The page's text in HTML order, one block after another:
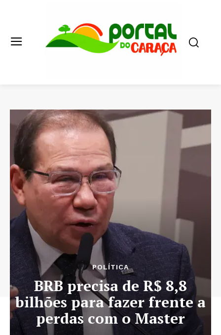
POLÍTICA
BRB precisa de R$ 8,8
bilhões para fazer frente a
perdas com o Master